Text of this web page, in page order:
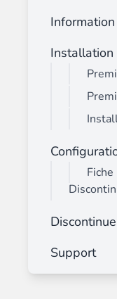
Information
Installation
Support